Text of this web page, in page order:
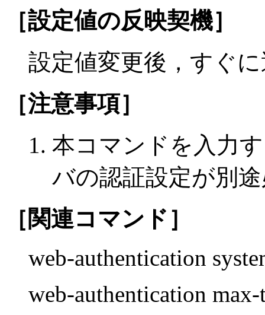
［設定値の反映契機］
設定値変更後，すぐ
［注意事項］
本コマンドを入力
バの認証設定が別
［関連コマンド］
web-authentication
web-authentication